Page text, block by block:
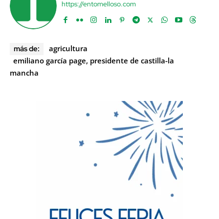
https://entomelloso.com
más de:
agricultura
emiliano garcía page, presidente de castilla-la
mancha